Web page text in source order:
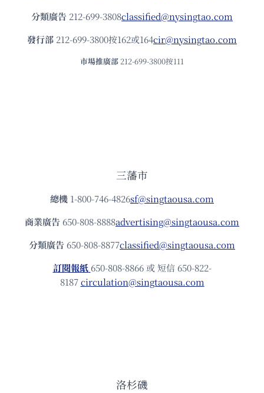
分類廣告 212-699-3808classified@nysingtao.com
發⾏部 212-699-3800按162或164cir@nysingtao.com
市場推廣部 212-699-3800按111
三藩市
總機 1-800-746-4826sf@singtaousa.com
商業廣告 650-808-8888advertising@singtaousa.com
分類廣告 650-808-8877classified@singtaousa.com
訂閱報紙 650-808-8866 或 短信 650-822-
8187circulation@singtaousa.com
洛杉磯